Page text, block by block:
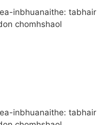
inbhuanaithe: tabhair
chomhshaol
inbhuanaithe: tabhair